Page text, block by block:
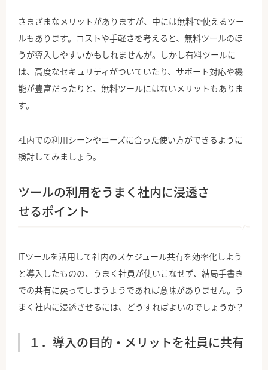
さまざまなメリットがありますが、中には無料で使えるツー
ルもあります。コストや手軽さを考えると、無料ツールのほ
うが導入しやすいかもしれませんが。しかし有料ツールに
は、高度なセキュリティがついていたり、サポート対応や機
能が豊富だったりと、無料ツールにはないメリットもありま
す。
社内での利用シーンやニーズに合った使い方ができるように
検討してみましょう。
ツールの利用をうまく社内に浸透さ
せるポイント
ITツールを活用して社内のスケジュール共有を効率化しよう
と導入したものの、うまく社員が使いこなせず、結局手書き
での共有に戻ってしまうようであれば意味がありません。う
まく社内に浸透させるには、どうすればよいのでしょうか？
１．導入の目的・メリットを社員に共有